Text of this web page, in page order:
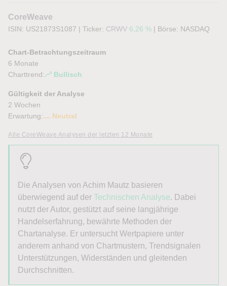
CoreWeave
ISIN: US21873S1087 | Ticker: CRWV 6,26 % | Börse: NASDAQ
Chart-Betrachtungszeitraum
6 Monate
Charttrend:
Bullisch
Gültigkeit der Analyse
2 Wochen
Erwartung:
Neutral
Alle CoreWeave Analysen der letzten 12 Monate
Die Analysen von Achim Mautz basieren
überwiegend auf der Technischen Analyse. Dabei
nutzt der Autor, gestützt auf seine langjährige
Handelserfahrung, bewährte Methoden der
Chartanalyse. Er untersucht Wertpapiere unter
anderem anhand von Chartmustern, Trendsignalen
Unterstützungen, Widerständen und gleitenden
Durchschnitten.